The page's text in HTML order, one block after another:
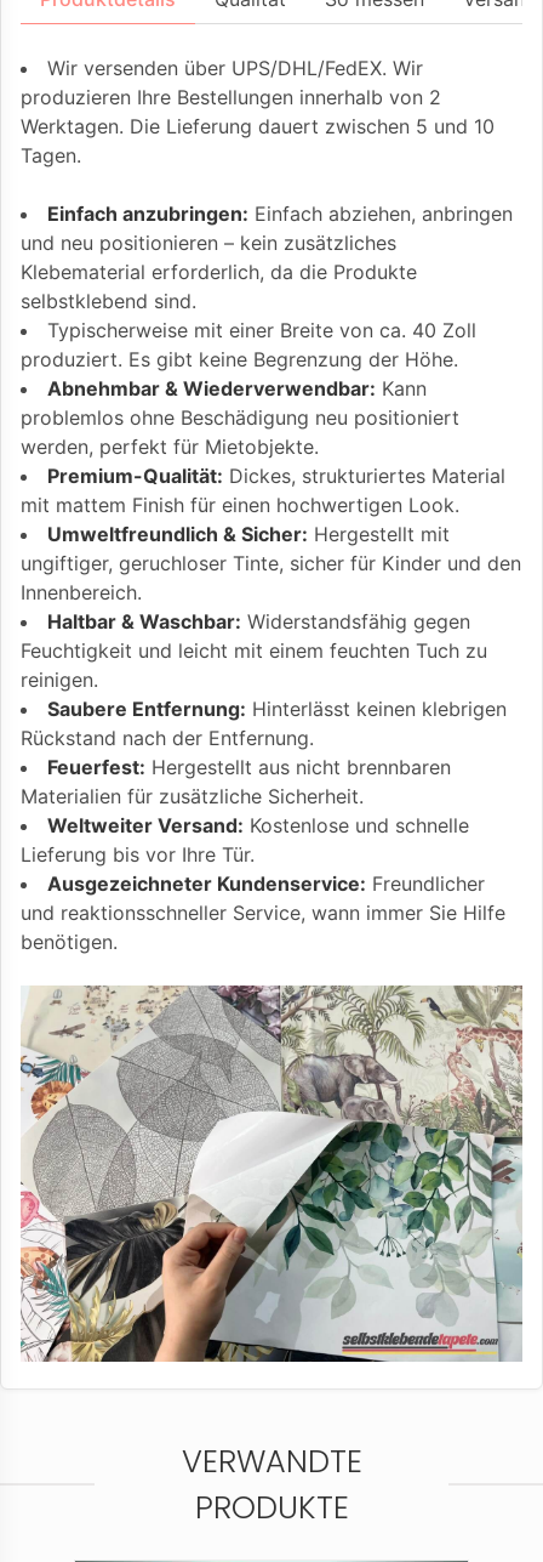
Wir versenden über UPS/DHL/FedEX. Wir
produzieren Ihre Bestellungen innerhalb von 2
Werktagen. Die Lieferung dauert zwischen 5 und 10
Tagen.
Einfach anzubringen: Einfach abziehen, anbringen
und neu positionieren – kein zusätzliches
Klebematerial erforderlich, da die Produkte
selbstklebend sind.
Typischerweise mit einer Breite von ca. 40 Zoll
produziert. Es gibt keine Begrenzung der Höhe.
Abnehmbar & Wiederverwendbar: Kann
problemlos ohne Beschädigung neu positioniert
werden, perfekt für Mietobjekte.
Premium-Qualität: Dickes, strukturiertes Material
mit mattem Finish für einen hochwertigen Look.
Umweltfreundlich & Sicher: Hergestellt mit
ungiftiger, geruchloser Tinte, sicher für Kinder und den
Innenbereich.
Haltbar & Waschbar: Widerstandsfähig gegen
Feuchtigkeit und leicht mit einem feuchten Tuch zu
reinigen.
Saubere Entfernung: Hinterlässt keinen klebrigen
Rückstand nach der Entfernung.
Feuerfest: Hergestellt aus nicht brennbaren
Materialien für zusätzliche Sicherheit.
Weltweiter Versand: Kostenlose und schnelle
Lieferung bis vor Ihre Tür.
Ausgezeichneter Kundenservice: Freundlicher
und reaktionsschneller Service, wann immer Sie Hilfe
benötigen.
VERWANDTE
PRODUKTE